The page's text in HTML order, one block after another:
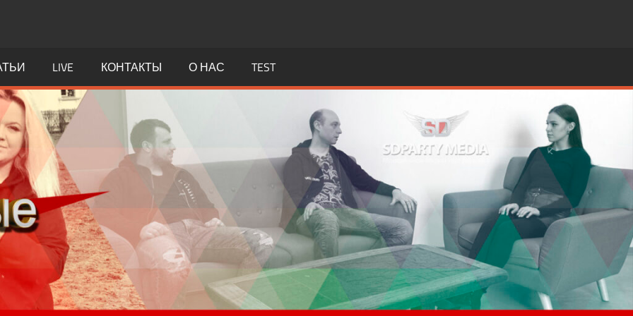
LIVE КОНТАКТЫ О НАС TEST